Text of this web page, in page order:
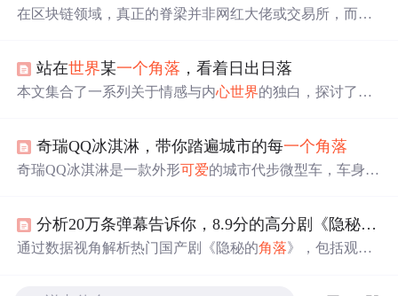
在区块链领域，真正的脊梁并非网红大佬或交易所，而是
位，致力于将分布式存储技术带入现实生活的每
。
站在世界某一个角落 ，看着日出日落
本文集合了一系列关于情感与内心世界的独白，探讨了人
奇瑞QQ冰淇淋，带你踏遍城市的每一个角落
奇瑞QQ冰淇淋是一款外形可爱的城市代步微型车，车身小
酸铁锂电池组，续航里程120km和170km，适合日常通勤使
用。
分析20万条弹幕告诉你，8.9分的高分剧《隐秘的
通过数据视角解析热门国产剧《隐秘的角落》，包括观众